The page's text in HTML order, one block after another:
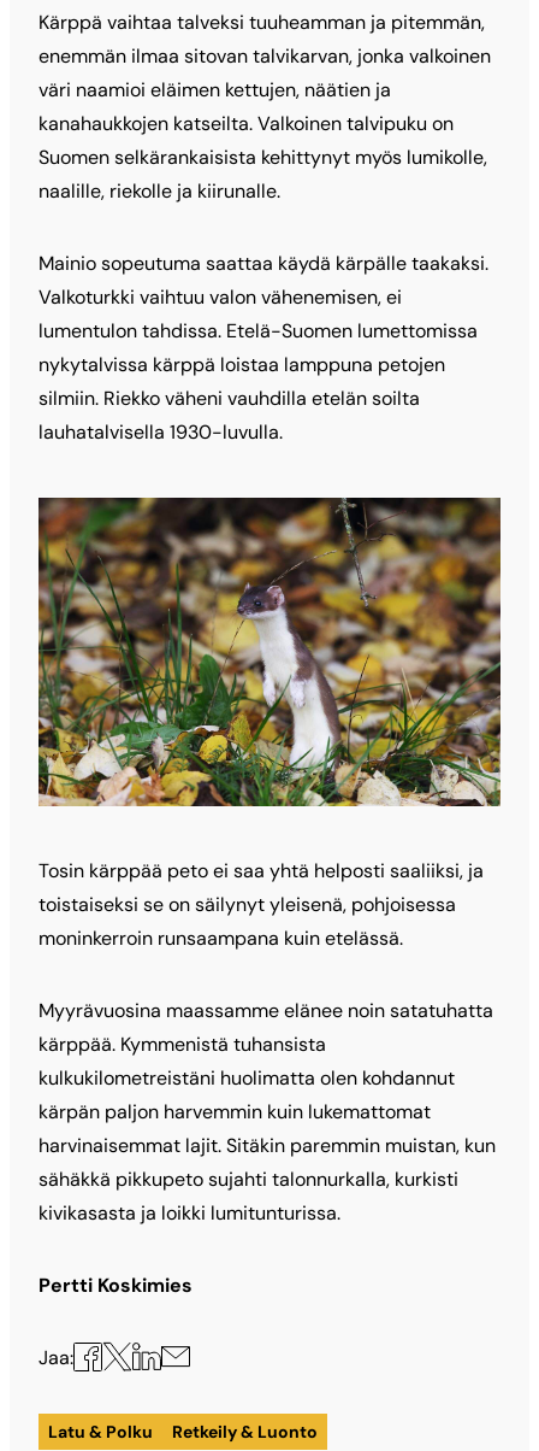
Kärppä vaihtaa talveksi tuuheamman ja pitemmän,
enemmän ilmaa sitovan talvikarvan, jonka valkoinen
väri naamioi eläimen kettujen, näätien ja
kanahaukkojen katseilta. Valkoinen talvipuku on
Suomen selkärankaisista kehittynyt myös lumikolle,
naalille, riekolle ja kiirunalle.
Mainio sopeutuma saattaa käydä kärpälle taakaksi.
Valkoturkki vaihtuu valon vähenemisen, ei
lumentulon tahdissa. Etelä-Suomen lumettomissa
nykytalvissa kärppä loistaa lamppuna petojen
silmiin. Riekko väheni vauhdilla etelän soilta
lauhatalvisella 1930-luvulla.
Tosin kärppää peto ei saa yhtä helposti saaliiksi, ja
toistaiseksi se on säilynyt yleisenä, pohjoisessa
moninkerroin runsaampana kuin etelässä.
Myyrävuosina maassamme elänee noin satatuhatta
kärppää. Kymmenistä tuhansista
kulkukilometreistäni huolimatta olen kohdannut
kärpän paljon harvemmin kuin lukemattomat
harvinaisemmat lajit. Sitäkin paremmin muistan, kun
sähäkkä pikkupeto sujahti talonnurkalla, kurkisti
kivikasasta ja loikki lumitunturissa.
Pertti Koskimies
Jaa: Jaa
Facebookissa
Jaa
X:ssä
Jaa
LinkedInissä
Jaa
sähköpostilla
Latu & Polku Retkeily & Luonto